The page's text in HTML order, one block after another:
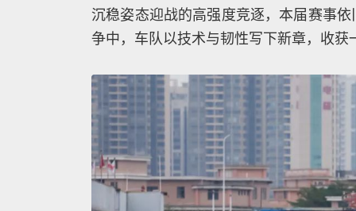
沉稳姿态迎战的高强度竞逐，本届赛事依
争中，车队以技术与韧性写下新章，收获